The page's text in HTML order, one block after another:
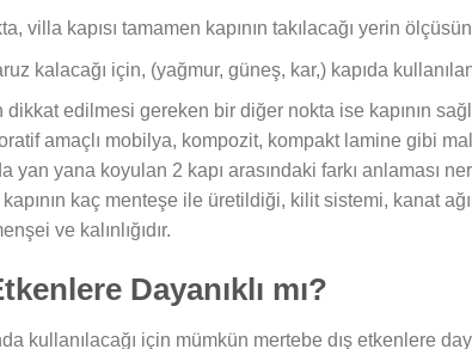
villa kapısı tamamen kapının takılacağı yerin
kalacağı için, (yağmur, güneş, kar,) kapıda
dikkat edilmesi gereken bir diğer nokta ise kapının
amaçlı mobilya, kompozit, kompakt lamine gibi
yan yana koyulan 2 kapı arasındaki farkı anlaması
kaç menteşe ile üretildiği, kilit sistemi, kanat
ve kalınlığıdır.
Dayanıklı mı?
kullanılacağı için mümkün mertebe dış etkenlere